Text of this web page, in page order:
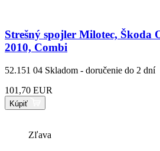
Strešný spojler Milotec, Škoda
2010, Combi
52.151 04 Skladom - doručenie do 2 dní
101,70 EUR
Kúpiť
Zľava